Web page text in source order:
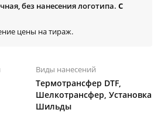
без нанесения логотипа. С
цены на тираж.
Виды нанесений
Термотрансфер DTF,
Шелкотрансфер, Установка
Шильды